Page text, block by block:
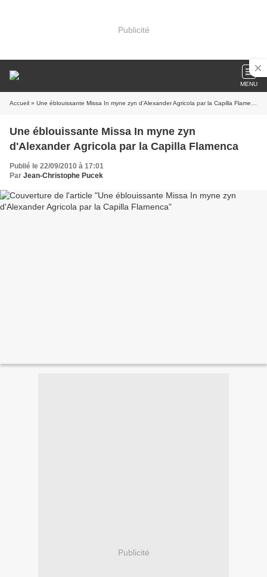
Publicité
MENU
Accueil » Une éblouissante Missa In myne zyn d'Alexander Agricola par la Capilla Flamenca
Une éblouissante Missa In myne zyn
d'Alexander Agricola par la Capilla Flamenca
Publié le 22/09/2010 à 17:01
Par Jean-Christophe Pucek
Publicité